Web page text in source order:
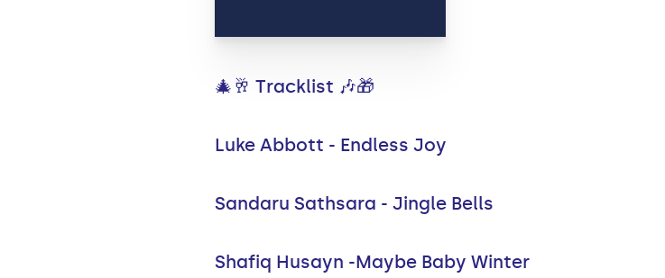
🎄🥂 Tracklist 🎶🎁
Luke Abbott - Endless Joy
Sandaru Sathsara - Jingle Bells
Shafiq Husayn -Maybe Baby Winter